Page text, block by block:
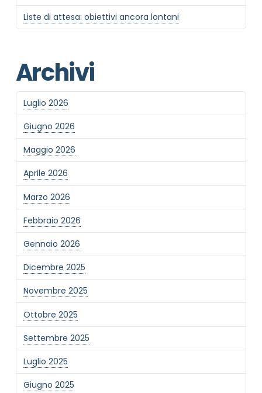
Liste di attesa: obiettivi ancora lontani
Archivi
Luglio 2026
Giugno 2026
Maggio 2026
Aprile 2026
Marzo 2026
Febbraio 2026
Gennaio 2026
Dicembre 2025
Novembre 2025
Ottobre 2025
Settembre 2025
Luglio 2025
Giugno 2025